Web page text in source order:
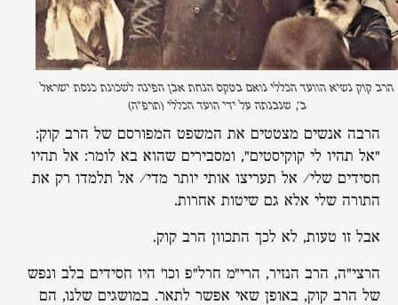
הרב קוק נשיא הוועד הכללי נואם בטקס הנחת אבן הפינה לשכונת כנסת ישראל
ב', שנבנתה על ידי הועד הכללי (תרפ"ה)
הרבה אנשים מצטטים את המשפט המפורסם של הרב קוק:
"אל תהיו לי קוקיסטים", ומסבירים שהוא בא לומר: אל תהיו
חסידים שלי/ אל תעריצו אותי יותר מדי/ אל תלמדו רק את
התורה שלי אלא גם שיטות אחרות.
אבל זו טעות, לא לכך התכוון הרב קוק.
הרצי"ה, הרב הנזיר, הרי"מ חרל"פ וכו' היו חסידים בלב ונפש
של הרב קוק, באופן שאי אפשר לתאר. במושגים שלנו, הם